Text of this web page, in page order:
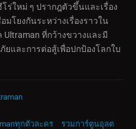
ร่ใหม่ ๆ ปรากฎตัวขึ้นและเรื่อง
มโยงกันระหว่างเรื่องราวใน
ที่กว้างขวางและมี
ยและการต่อสู้เพื่อปกป้องโลกใบ
ทุกตัวละคร
รวมการ์ตูนอุลต